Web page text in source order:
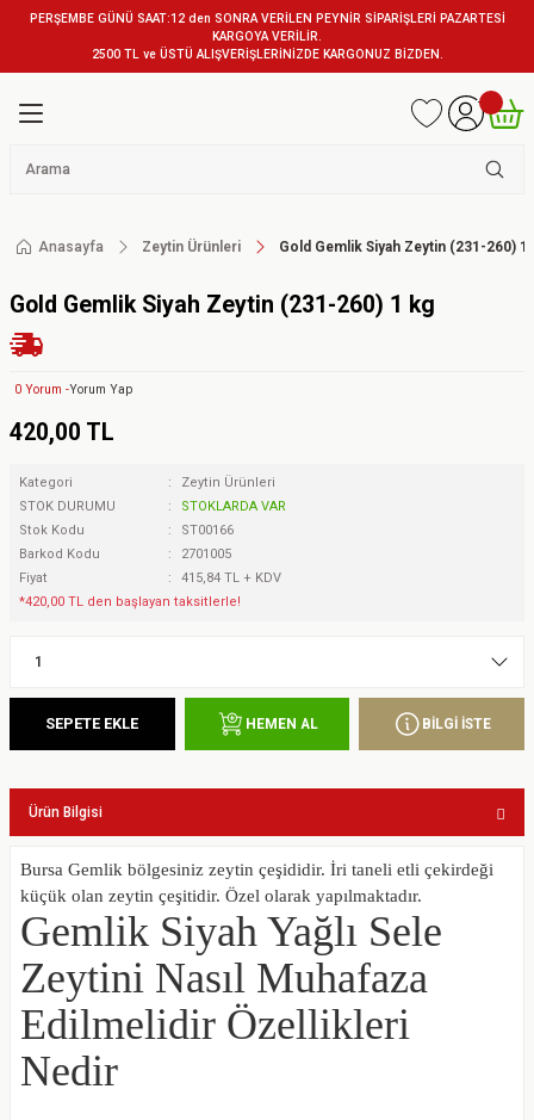
PERŞEMBE GÜNÜ SAAT:12 den SONRA VERİLEN PEYNİR SİPARİŞLERİ PAZARTESİ
KARGOYA VERİLİR.
2500 TL ve ÜSTÜ ALIŞVERİŞLERİNİZDE KARGONUZ BİZDEN.
Anasayfa Zeytin Ürünleri Gold Gemlik Siyah Zeytin (231-260) 1
Gold Gemlik Siyah Zeytin (231-260) 1 kg
0 Yorum -Yorum Yap
420,00 TL
Kategori
Zeytin Ürünleri
STOK DURUMU
STOKLARDA VAR
Stok Kodu
ST00166
Barkod Kodu
2701005
Fiyat
415,84 TL + KDV
*420,00 TL den başlayan taksitlerle!
SEPETE EKLE HEMEN AL BİLGİ İSTE
Ürün Bilgisi
Bursa Gemlik bölgesiniz zeytin çeşididir. İri taneli etli çekirdeği
küçük olan zeytin çeşitidir. Özel olarak yapılmaktadır.
Gemlik Siyah Yağlı Sele
Zeytini Nasıl Muhafaza
Edilmelidir Özellikleri
Nedir